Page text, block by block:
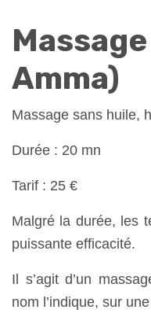
Amma)
Massage sans huile,
Durée : 20 mn
Tarif : 25 €
Malgré la durée, les
puissante efficacité.
Il s’agit d’un
nom l’indique, sur